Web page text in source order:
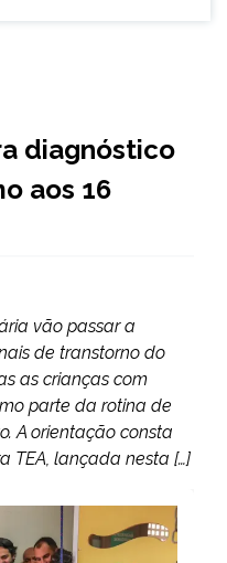
diagnóstico
aos 16
vão passar a
de transtorno do
as crianças com
parte da rotina de
A orientação consta
TEA, lançada nesta […]